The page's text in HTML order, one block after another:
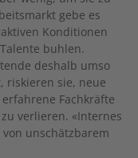
gebe es
Konditionen
buhlen.
deshalb umso
riskieren sie, neue
Fachkräfte
verlieren. «Internes
unschätzbarem